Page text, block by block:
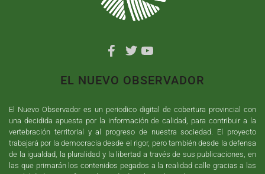
EL NUEVO OBSERVADOR
El Nuevo Observador es un periodico digital de cobertura provincial con
una decidida apuesta por la información de calidad, para contribuir a la
vertebración territorial y al progreso de nuestra sociedad. El proyecto
trabajará por la democracia desde el rigor, pero también desde la defensa
de la igualdad, la pluralidad y la libertad a través de sus publicaciones, en
las que primarán los contenidos pegados a la realidad calle gracias a las